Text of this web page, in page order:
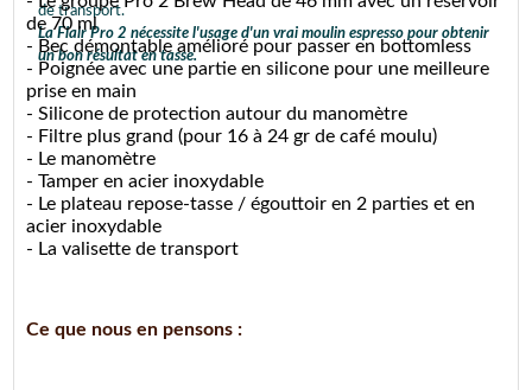
de transport.
La Flair Pro 2 nécessite l'usage d'un vrai moulin espresso pour obtenir
un bon résultat en tasse.
de 70 ml
- Bec démontable amélioré pour passer en bottomless
- Poignée avec une partie en silicone pour une meilleure
prise en main
- Silicone de protection autour du manomètre
- Filtre plus grand (pour 16 à 24 gr de café moulu)
- Le manomètre
- Tamper en acier inoxydable
- Le plateau repose-tasse / égouttoir en 2 parties et en
acier inoxydable
- La valisette de transport
Ce que nous en pensons :